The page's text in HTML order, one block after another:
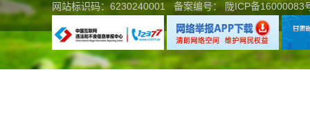
网站标识码：6230240001
备案编号： 陇ICP备16000083